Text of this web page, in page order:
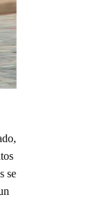
se